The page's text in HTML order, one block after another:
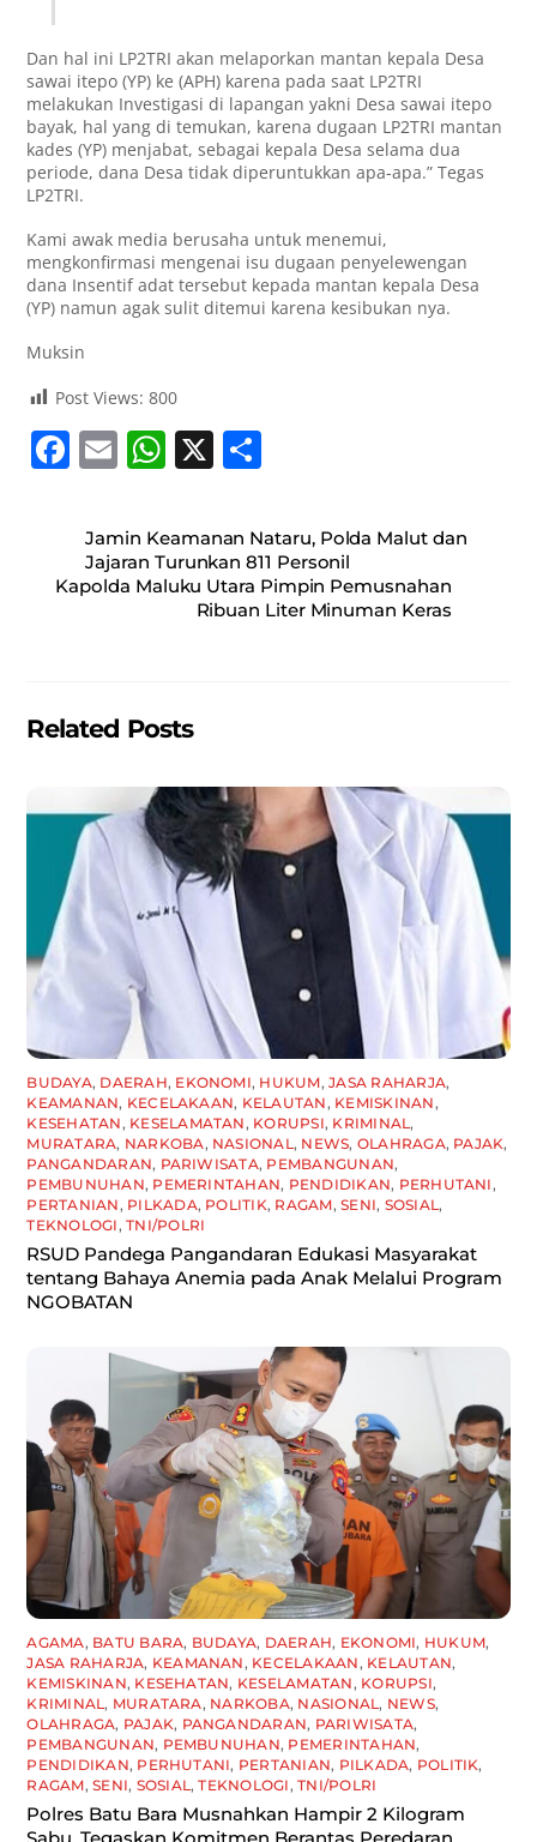
Dan hal ini LP2TRI akan melaporkan mantan kepala Desa
sawai itepo (YP) ke (APH) karena pada saat LP2TRI
melakukan Investigasi di lapangan yakni Desa sawai itepo
bayak, hal yang di temukan, karena dugaan LP2TRI mantan
kades (YP) menjabat, sebagai kepala Desa selama dua
periode, dana Desa tidak diperuntukkan apa-apa.” Tegas
LP2TRI.
Kami awak media berusaha untuk menemui,
mengkonfirmasi mengenai isu dugaan penyelewengan
dana Insentif adat tersebut kepada mantan kepala Desa
(YP) namun agak sulit ditemui karena kesibukan nya.
Muksin
Post Views: 800
F
c
e
b
k
E
ai
l
W
at
s
A
X
ar
e
Jamin Keamanan Nataru, Polda Malut dan
Jajaran Turunkan 811 Personil
Kapolda Maluku Utara Pimpin Pemusnahan
Ribuan Liter Minuman Keras
Related Posts
BUDAYA, DAERAH, EKONOMI, HUKUM,JASA RAHARJA,
KEAMANAN, KECELAKAAN, KELAUTAN, KEMISKINAN,
KESEHATAN, KESELAMATAN, KORUPSI, KRIMINAL,
MURATARA, NARKOBA, NASIONAL, NEWS, OLAHRAGA, PAJAK,
PANGANDARAN, PARIWISATA, PEMBANGUNAN,
PEMBUNUHAN, PEMERINTAHAN, PENDIDIKAN, PERHUTANI,
PERTANIAN, PILKADA, POLITIK, RAGAM,SENI, SOSIAL,
TEKNOLOGI,TNI/POLRI
RSUD Pandega Pangandaran Edukasi Masyarakat
tentang Bahaya Anemia pada Anak Melalui Program
NGOBATAN
AGAMA, BATU BARA, BUDAYA, DAERAH, EKONOMI, HUKUM,
JASA RAHARJA, KEAMANAN, KECELAKAAN, KELAUTAN,
KEMISKINAN, KESEHATAN, KESELAMATAN, KORUPSI,
KRIMINAL, MURATARA, NARKOBA, NASIONAL, NEWS,
OLAHRAGA, PAJAK, PANGANDARAN, PARIWISATA,
PEMBANGUNAN, PEMBUNUHAN, PEMERINTAHAN,
PENDIDIKAN, PERHUTANI, PERTANIAN, PILKADA, POLITIK,
RAGAM,SENI, SOSIAL,TEKNOLOGI,TNI/POLRI
Polres Batu Bara Musnahkan Hampir 2 Kilogram